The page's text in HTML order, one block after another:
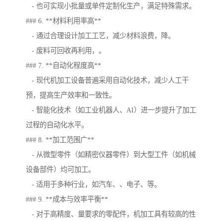
- 也可实现小批量或单件定制化生产，满足特殊需求。
### 6. **材料利用率高**
- 通过合理设计加工工艺，减少材料浪费，降。
- 废料可回收再利用，。
### 7. **自动化程度高**
- 现代机加工设备普遍采用自动化技术，减少人工干
预，提高生产效率和一致性。
- 智能化技术（如工业机器人、AI）进一步提升了加工
过程的自动化水平。
### 8. **加工范围广**
- 从微型零件（如精密仪器零件）到大型工件（如机械
设备部件）均可加工。
- 适用于多种行业，如汽车、、电子、等。
### 9. **成本与效率平衡**
- 对于高精度、量要求的零配件，机加工具有较高的性